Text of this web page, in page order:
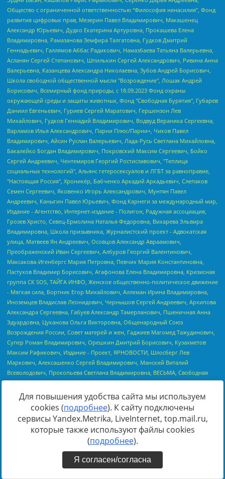
Для повышения удобства сайта мы используем
cookies (подробнее). К сайту подключены
сервисы Yandex.Metrika, LiveInternet, top.mail.ru,
которые также используют файлы cookies
(подробнее).
Я согласен/согласна